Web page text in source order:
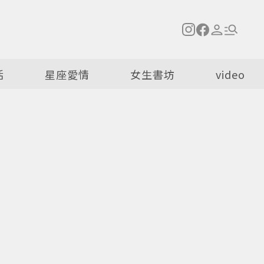
星座愛情 女生書坊 video